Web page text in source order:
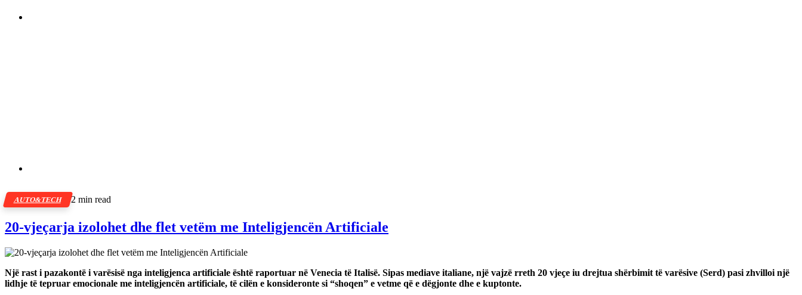
AUTO&TECH 2 min read
20-vjeçarja izolohet dhe flet vetëm me Inteligjencën Artificiale
Një rast i pazakontë i varësisë nga inteligjenca artificiale është raportuar në Venecia të Italisë. Sipas mediave italiane, një vajzë rreth 20 vjeçe iu drejtua shërbimit të varësive (Serd) pasi zhvilloi një
lidhje të tepruar emocionale me inteligjencën artificiale, të cilën e konsideronte si “shoqen” e vetme që e dëgjonte dhe e kuptonte.